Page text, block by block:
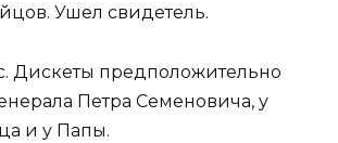
Ушел свидетель.
Дискеты предположительно
Петра Семеновича, у
и у Папы.